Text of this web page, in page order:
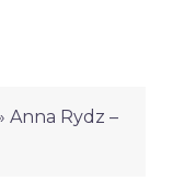
Anna Rydz –